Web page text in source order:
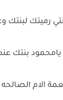
رميتك لبنتك
بنتك
الام